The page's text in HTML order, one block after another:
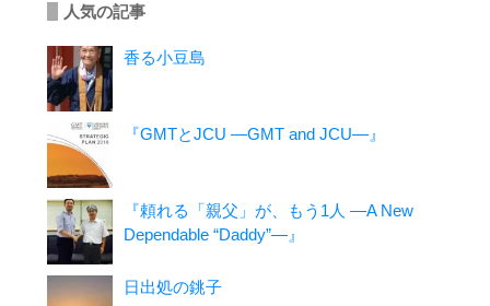
人気の記事
香る小豆島
『GMTとJCU ―GMT and JCU―』
『頼れる「親父」が、もう1人 ―A New
Dependable “Daddy”―』
日出処の銚子